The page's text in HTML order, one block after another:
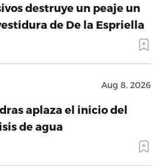
destruye un peaje un
de De la Espriella
Aug 8, 2026
aplaza el inicio del
de agua